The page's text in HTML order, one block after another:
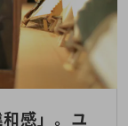
感」。ユ